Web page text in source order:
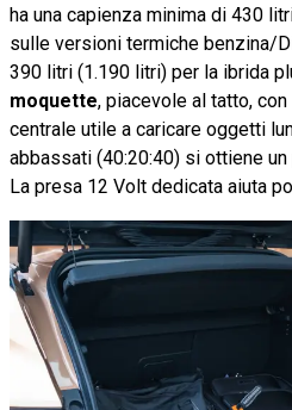
ha una capienza minima di 430
sulle versioni termiche benzina/
390 litri (1.190 litri) per la ibrida
moquette, piacevole al tatto,
centrale utile a caricare oggetti
abbassati (40:20:40) si ottiene
La presa 12 Volt dedicata aiuta